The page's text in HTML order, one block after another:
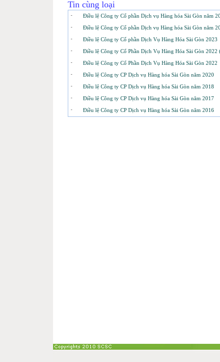
Tin cùng loại
- Điều lệ Công ty Cổ phần Dịch vụ Hàng hóa Sài Gòn năm
- Điều lệ Công ty Cổ phần Dịch vụ Hàng hóa Sài Gòn năm
- Điều lệ Công ty Cổ phần Dịch Vụ Hàng Hóa Sài Gòn 2023
- Điều lệ Công ty Cổ Phần Dịch Vụ Hàng Hóa Sài Gòn 2022
- Điều lệ Công ty Cổ Phần Dịch Vụ Hàng Hóa Sài Gòn 2022
- Điều lệ Công ty CP Dịch vụ Hàng hóa Sài Gòn năm 2020
- Điều lệ Công ty CP Dịch vụ Hàng hóa Sài Gòn năm 2018
- Điều lệ Công ty CP Dịch vụ Hàng hóa Sài Gòn năm 2017
- Điều lệ Công ty CP Dịch vụ Hàng hóa Sài Gòn năm 2016